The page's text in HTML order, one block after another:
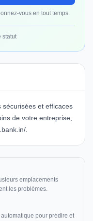
vous en tout temps.
statut
sécurisées et efficaces
de votre entreprise,
.
emplacements
les problèmes.
pour prédire et